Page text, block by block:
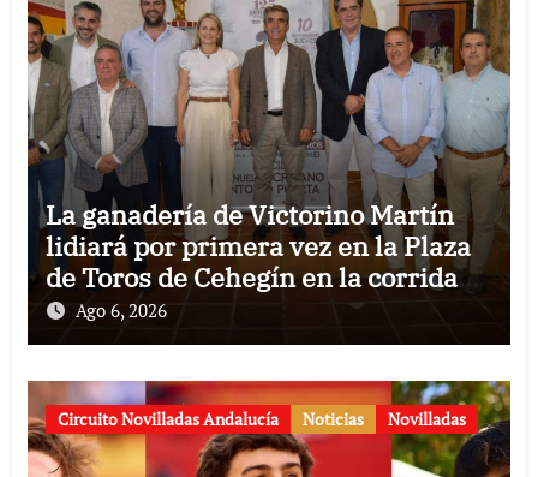
La ganadería de Victorino Martín
lidiará por primera vez en la Plaza
de Toros de Cehegín en la corrida
conmemorativa de su 125
aniversario
Ago 6, 2026
Circuito Novilladas Andalucía Noticias Novilladas